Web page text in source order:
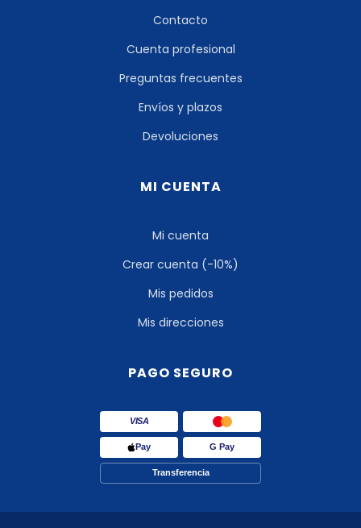
Contacto
Cuenta profesional
Preguntas frecuentes
Envíos y plazos
Devoluciones
MI CUENTA
Mi cuenta
Crear cuenta (-10%)
Mis pedidos
Mis direcciones
PAGO SEGURO
VISA
Pay G Pay
Transferencia